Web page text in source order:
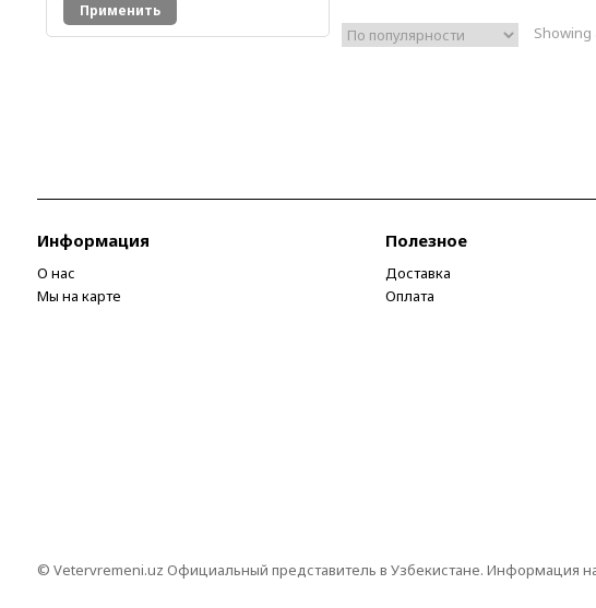
Применить
Showing
Информация
О нас
Мы на карте
Полезное
Доставка
Оплата
© Vetervremeni.uz Официальный представитель в Узбекистане. Информация